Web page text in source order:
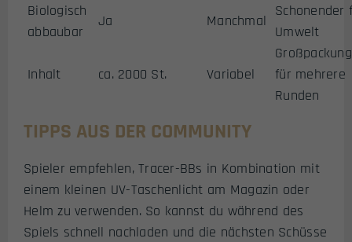
Biologisch
abbaubar
Ja Manchmal
Schonender
Umwelt
Inhalt ca. 2000 St. Variabel
Großpackung
für mehrere
Runden
TIPPS AUS DER COMMUNITY
Spieler empfehlen, Tracer-BBs in Kombination mit
einem kleinen UV-Taschenlicht am Magazin oder
Helm zu verwenden. So kannst du während des
Spiels schnell nachladen und die nächsten Schüsse